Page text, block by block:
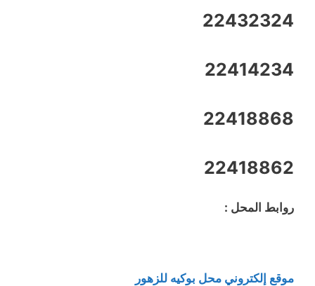
22432324
22414234
22418868
22418862
روابط المحل :
موقع إلكتروني محل بوكيه للزهور